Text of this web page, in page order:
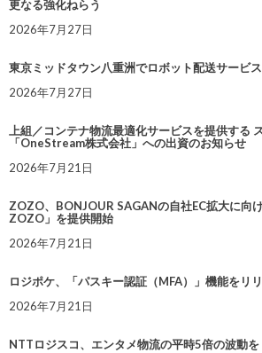
更なる強化ねらう
2026年7月27日
東京ミッドタウン八重洲でロボット配送サービ
2026年7月27日
上組／コンテナ物流最適化サービスを提供する
「OneStream株式会社」への出資のお知らせ
2026年7月21日
ZOZO、BONJOUR SAGANの自社EC拡大に向
ZOZO」を提供開始
2026年7月21日
ロジポケ、「パスキー認証（MFA）」機能をリ
2026年7月21日
NTTロジスコ、エンタメ物流の平時5倍の波動